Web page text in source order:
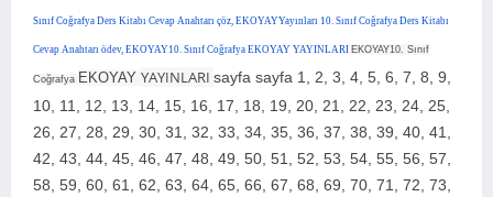
Sınıf Coğrafya Ders Kitabı Cevap Anahtarı çöz, EKOYAYYayınları 10. Sınıf Coğrafya Ders Kitabı
Cevap Anahtarı ödev, EKOYAY10. Sınıf Coğrafya EKOYAY YAYINLARI EKOYAY10. Sınıf
Coğrafya EKOYAY YAYINLARI sayfa sayfa 1, 2, 3, 4, 5, 6, 7, 8, 9,
10, 11, 12, 13, 14, 15, 16, 17, 18, 19, 20, 21, 22, 23, 24, 25,
26, 27, 28, 29, 30, 31, 32, 33, 34, 35, 36, 37, 38, 39, 40, 41,
42, 43, 44, 45, 46, 47, 48, 49, 50, 51, 52, 53, 54, 55, 56, 57,
58, 59, 60, 61, 62, 63, 64, 65, 66, 67, 68, 69, 70, 71, 72, 73,